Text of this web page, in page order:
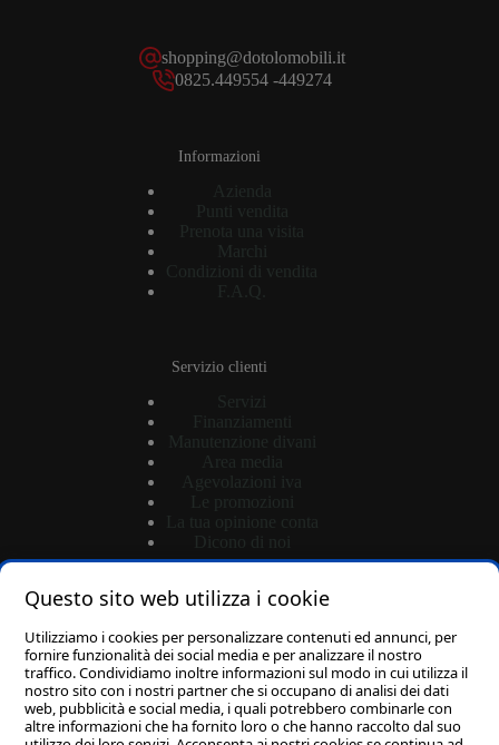
Questo sito web utilizza i cookie
Utilizziamo i cookies per personalizzare contenuti ed annunci, per
fornire funzionalità dei social media e per analizzare il nostro
traffico. Condividiamo inoltre informazioni sul modo in cui utilizza il
nostro sito con i nostri partner che si occupano di analisi dei dati
web, pubblicità e social media, i quali potrebbero combinarle con
altre informazioni che ha fornito loro o che hanno raccolto dal suo
shopping@dotolomobili.it
0825.449554 -449274
Informazioni
Servizio clienti
Login
Password dimenticata?
Carrello